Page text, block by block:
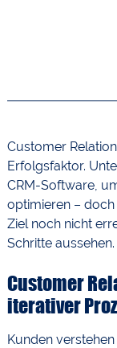
Customer
Erfolgsfaktor.
CRM-Software,
optimieren –
Ziel noch nicht
Schritte aussehen.
Customer
iterativer
Kunden